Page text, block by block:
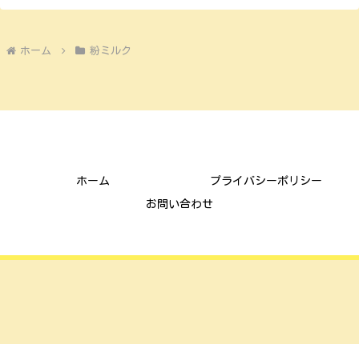
ホーム 粉ミルク
ホーム プライバシーポリシー
お問い合わせ